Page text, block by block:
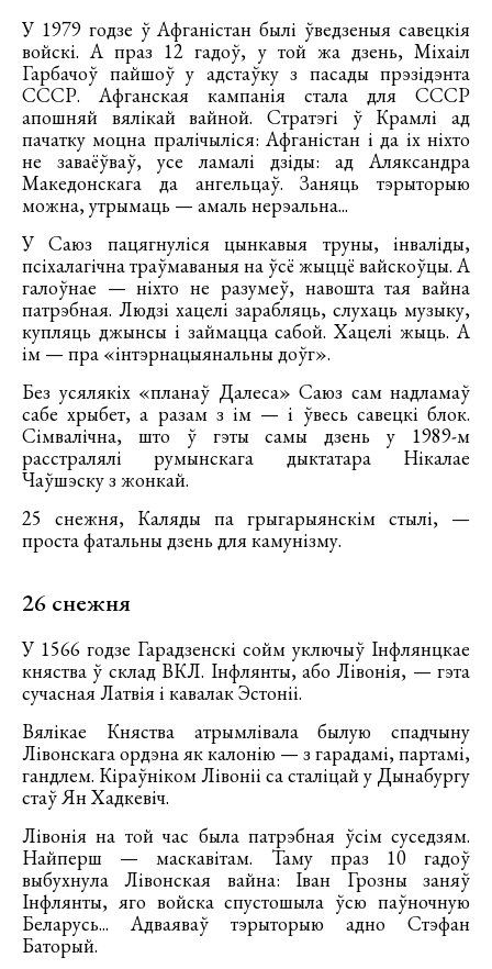
У 1979 годзе ў Афганістан былі ўведзеныя савецкія
войскі. А праз 12 гадоў, у той жа дзень, Міхаіл
Гарбачоў пайшоў у адстаўку з пасады прэзідэнта
СССР. Афганская кампанія стала для СССР
апошняй вялікай вайной. Стратэгі ў Крамлі ад
пачатку моцна пралічыліся: Афганістан і да іх ніхто
не заваёўваў, усе ламалі дзіды: ад Аляксандра
Македонскага да ангельцаў. Заняць тэрыторыю
можна, утрымаць — амаль нерэальна...
У Саюз пацягнуліся цынкавыя труны, інваліды,
псіхалагічна траўмаваныя на ўсё жыццё вайскоўцы. А
галоўнае — ніхто не разумеў, навошта тая вайна
патрэбная. Людзі хацелі зарабляць, слухаць музыку,
купляць джынсы і займацца сабой. Хацелі жыць. А
ім — пра «інтэрнацыянальны доўг».
Без усялякіх «планаў Далеса» Саюз сам надламаў
сабе хрыбет, а разам з ім — і ўвесь савецкі блок.
Сімвалічна, што ў гэты самы дзень у 1989-м
расстралялі румынскага дыктатара Нікалае
Чаўшэску з жонкай.
25 снежня, Каляды па грыгарыянскім стылі, —
проста фатальны дзень для камунізму.
26 снежня
У 1566 годзе Гарадзенскі сойм уключыў Інфлянцкае
княства ў склад ВКЛ. Інфлянты, або Лівонія, — гэта
сучасная Латвія і кавалак Эстоніі.
Вялікае Княства атрымлівала былую спадчыну
Лівонскага ордэна як калонію — з гарадамі, партамі,
гандлем. Кіраўніком Лівоніі са сталіцай у Дынабургу
стаў Ян Хадкевіч.
Лівонія на той час была патрэбная ўсім суседзям.
Найперш — маскавітам. Таму праз 10 гадоў
выбухнула Лівонская вайна: Іван Грозны заняў
Інфлянты, яго войска спустошыла ўсю паўночную
Беларусь... Адваяваў тэрыторыю адно Стэфан
Баторый.